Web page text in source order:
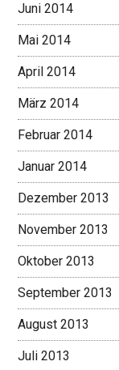
Juni 2014
Mai 2014
April 2014
März 2014
Februar 2014
Januar 2014
Dezember 2013
November 2013
Oktober 2013
September 2013
August 2013
Juli 2013